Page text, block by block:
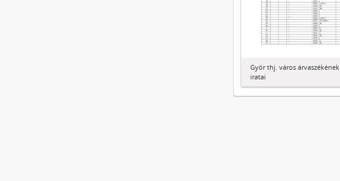
Győr thj. város árvaszékének
iratai